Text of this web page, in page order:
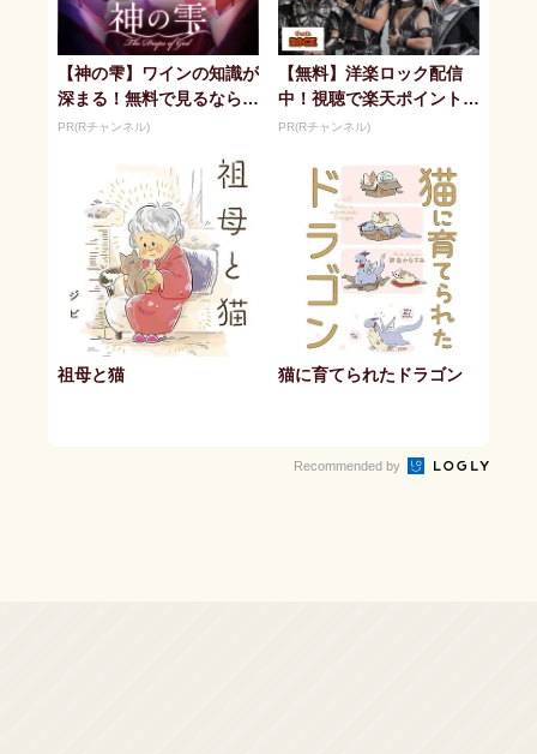
【神の雫】ワインの知識が
深まる！無料で見るならR
チャンネル
PR(Rチャンネル)
【無料】洋楽ロック配信
中！視聴で楽天ポイント貯
まる
PR(Rチャンネル)
祖母と猫 猫に育てられたドラゴン
Recommended by